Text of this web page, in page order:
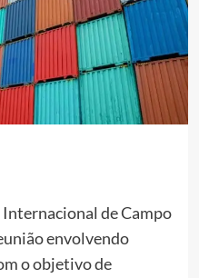
de Campo
envolvendo
o objetivo de